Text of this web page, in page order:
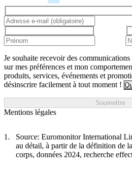
Je souhaite recevoir des
sur mes préférences et mon
produits, services, événements et
désinscrire facilement à tout moment !
Soumettre
Mentions légales
Source: Euromonitor International
au détail, à partir de la définition de
corps, données 2024, recherche